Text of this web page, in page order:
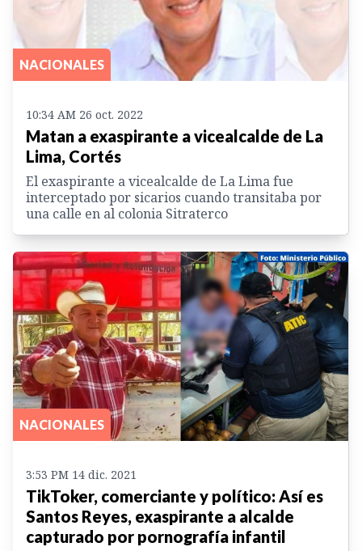
NACIONALES
10:34 AM 26 oct. 2022
Matan a exaspirante a vicealcalde de La
Lima, Cortés
El exaspirante a vicealcalde de La Lima fue
interceptado por sicarios cuando transitaba por
una calle en al colonia Sitraterco
NACIONALES
3:53 PM 14 dic. 2021
TikToker, comerciante y político: Así es
Santos Reyes, exaspirante a alcalde
capturado por pornografía infantil